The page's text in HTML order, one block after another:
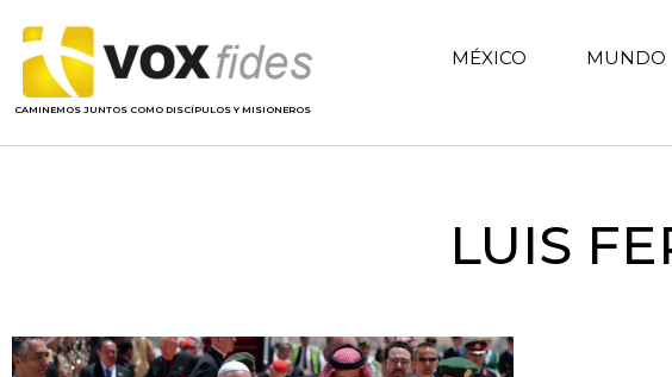
CAMINEMOS JUNTOS COMO DISCÍPULOS Y MISIONEROS
MÉXICO MUNDO
LUIS